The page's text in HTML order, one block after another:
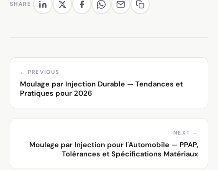
SHARE
← PREVIOUS
Moulage par Injection Durable — Tendances et
Pratiques pour 2026
NEXT →
Moulage par Injection pour l'Automobile — PPAP,
Tolérances et Spécifications Matériaux